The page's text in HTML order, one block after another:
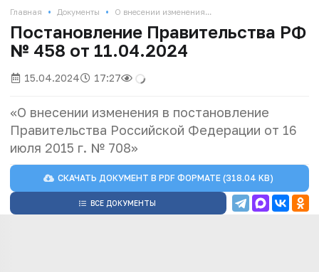
Главная • Документы • О внесении изменения...
Постановление Правительства РФ
№ 458 от 11.04.2024
15.04.2024 17:27
«О внесении изменения в постановление
Правительства Российской Федерации от 16
июля 2015 г. № 708»
СКАЧАТЬ ДОКУМЕНТ ВPDF ФОРМАТЕ (318.04 KB)
ВСЕ ДОКУМЕНТЫ